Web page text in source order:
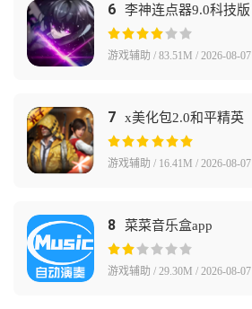
6 李神连点器9.0科技版
游戏辅助 / 83.51M / 2026-08-07
7 x美化包2.0和平精英
游戏辅助 / 16.41M / 2026-08-07
8 菜菜音乐盒app
游戏辅助 / 29.30M / 2026-08-07